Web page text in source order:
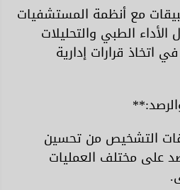
مع أنظمة المستشفيات
الطبي والتحليلات
اتخاذ قرارات إدارية
التشخيص من تحسين
على مختلف العمليات